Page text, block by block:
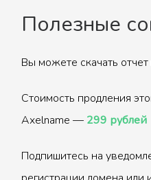
Полезные
Вы можете скачать отчет
Стоимость продления
Axelname — 299 рублей
Подпишитесь на